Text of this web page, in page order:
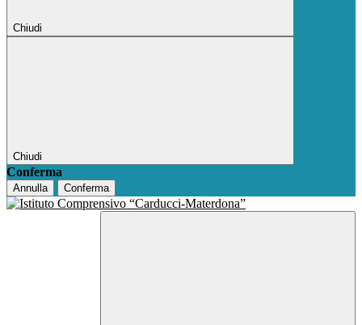
Chiudi
Chiudi
Conferma
Annulla Conferma